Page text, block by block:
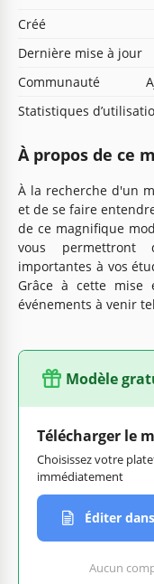
Créé
Dernière mise à jour
Communauté
Statistiques
À propos de ce
À la recherche d'un
et de se faire
de ce magnifique
vous permettront
importantes à vos
Grâce à cette mise
événements à venir
Modèle
Télécharger le
Choisissez votre
immédiatement
Éditer
Aucun